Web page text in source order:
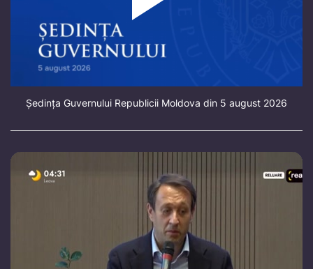
Ședința Guvernului Republicii Moldova din 5 august 2026